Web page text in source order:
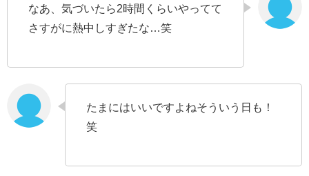
なあ、気づいたら2時間くらいやってて
さすがに熱中しすぎたな…笑
たまにはいいですよねそういう日も！
笑